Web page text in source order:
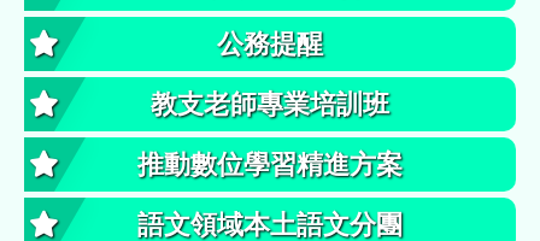
公務提醒
教支老師專業培訓班
推動數位學習精進方案
語文領域本土語文分團